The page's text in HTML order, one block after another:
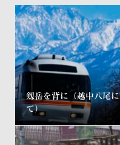
剱岳を背に（越中八尾に
て）